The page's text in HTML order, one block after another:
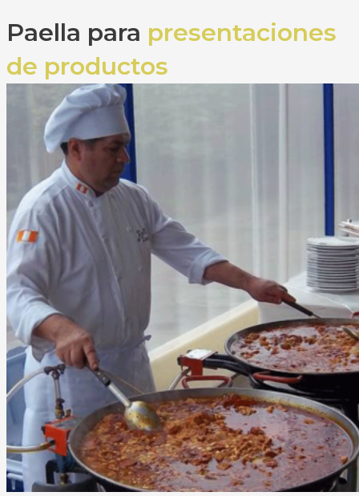
Paella para presentaciones
de productos